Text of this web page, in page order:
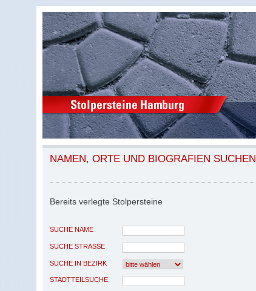
NAMEN, ORTE UND BIOGRAFIEN SUCHEN
Bereits verlegte Stolpersteine
SUCHE NAME
SUCHE STRASSE
SUCHE IN BEZIRK
STADTTEILSUCHE